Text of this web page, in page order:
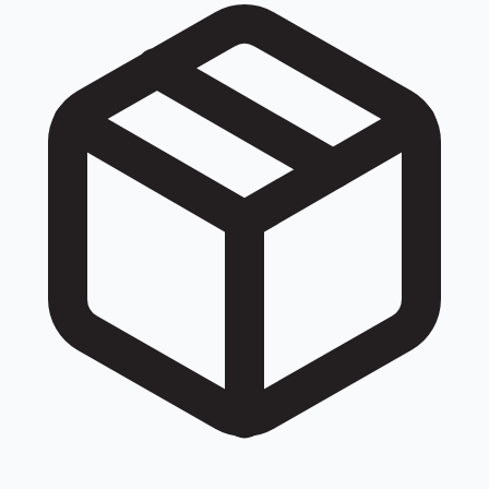
023 4730 1400, +842347301400, +84 23 47301400.